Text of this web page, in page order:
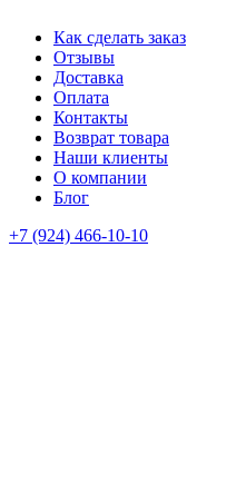
Как сделать заказ
Отзывы
Доставка
Оплата
Контакты
Возврат товара
Наши клиенты
О компании
Блог
+7 (924) 466-10-10